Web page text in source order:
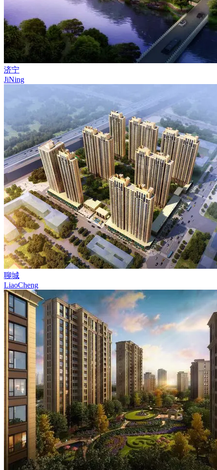
济宁
JiNing
聊城
LiaoCheng